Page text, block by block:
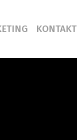
KONTAKT